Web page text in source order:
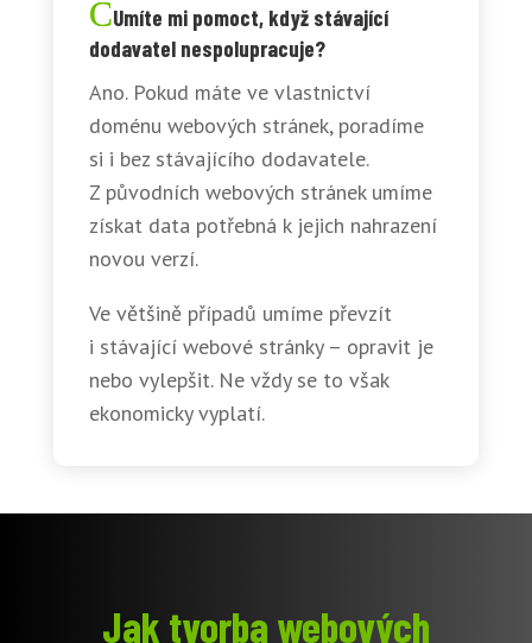
Umíte mi pomoct, když stávající
dodavatel nespolupracuje?
Ano. Pokud máte ve vlastnictví
doménu webových stránek, poradíme
si i bez stávajícího dodavatele.
Z původních webových stránek umíme
získat data potřebná k jejich nahrazení
novou verzí.
Ve většině případů umíme převzít
i stávající webové stránky – opravit je
nebo vylepšit. Ne vždy se to však
ekonomicky vyplatí.
Jak tvorba webových